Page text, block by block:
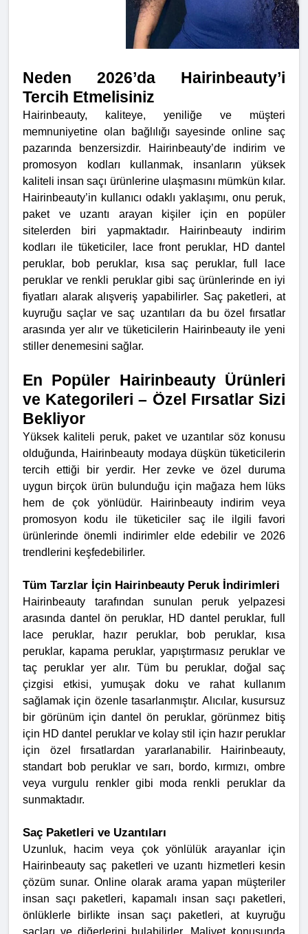
Neden 2026’da Hairinbeauty’i
Tercih Etmelisiniz
Hairinbeauty, kaliteye, yeniliğe ve müşteri
memnuniyetine olan bağlılığı sayesinde online saç
pazarında benzersizdir. Hairinbeauty’de indirim ve
promosyon kodları kullanmak, insanların yüksek
kaliteli insan saçı ürünlerine ulaşmasını mümkün kılar.
Hairinbeauty’in kullanıcı odaklı yaklaşımı, onu peruk,
paket ve uzantı arayan kişiler için en popüler
sitelerden biri yapmaktadır.
Hairinbeauty indirim
kodları ile tüketiciler, lace front peruklar, HD dantel
peruklar, bob peruklar, kısa saç peruklar, full lace
peruklar ve renkli peruklar gibi saç ürünlerinde en iyi
fiyatları alarak alışveriş yapabilirler. Saç paketleri, at
kuyruğu saçlar ve saç uzantıları da bu özel fırsatlar
arasında yer alır ve tüketicilerin Hairinbeauty ile yeni
stiller denemesini sağlar.
En Popüler Hairinbeauty Ürünleri
ve Kategorileri – Özel Fırsatlar Sizi
Bekliyor
Yüksek kaliteli peruk, paket ve uzantılar söz konusu
olduğunda, Hairinbeauty modaya düşkün tüketicilerin
tercih ettiği bir yerdir. Her zevke ve özel duruma
uygun birçok ürün bulunduğu için mağaza hem lüks
hem de çok yönlüdür. Hairinbeauty indirim veya
promosyon kodu ile tüketiciler saç ile ilgili favori
ürünlerinde önemli indirimler elde edebilir ve 2026
trendlerini keşfedebilirler.
Tüm Tarzlar İçin Hairinbeauty Peruk İndirimleri
Hairinbeauty tarafından sunulan peruk yelpazesi
arasında dantel ön peruklar, HD dantel peruklar, full
lace peruklar, hazır peruklar, bob peruklar, kısa
peruklar, kapama peruklar, yapıştırmasız peruklar ve
taç peruklar yer alır. Tüm bu peruklar, doğal saç
çizgisi etkisi, yumuşak doku ve rahat kullanım
sağlamak için özenle tasarlanmıştır. Alıcılar, kusursuz
bir görünüm için dantel ön peruklar, görünmez bitiş
için HD dantel peruklar ve kolay stil için hazır peruklar
için özel fırsatlardan yararlanabilir. Hairinbeauty,
standart bob peruklar ve sarı, bordo, kırmızı, ombre
veya vurgulu renkler gibi moda renkli peruklar da
sunmaktadır.
Saç Paketleri ve Uzantıları
Uzunluk, hacim veya çok yönlülük arayanlar için
Hairinbeauty saç paketleri ve uzantı hizmetleri kesin
çözüm sunar. Online olarak arama yapan müşteriler
insan saçı paketleri, kapamalı insan saçı paketleri,
önlüklerle birlikte insan saçı paketleri, at kuyruğu